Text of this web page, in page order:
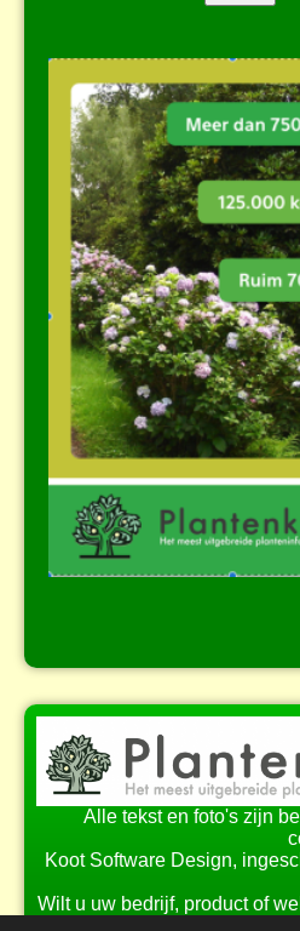
Alle tekst en foto's zijn
Koot Software Design,
Wilt u uw bedrijf, product of